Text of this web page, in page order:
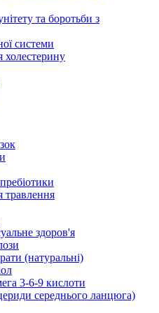
та боротьби з
системи
травлення
здоров'я
(натуральні)
3-6-9 кислоти
середнього ланцюга)